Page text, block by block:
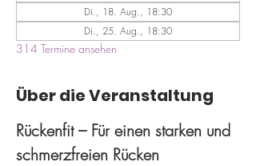
Di., 18. Aug., 18:30
Di., 25. Aug., 18:30
314 Termine ansehen
Über die Veranstaltung
Rückenfit – Für einen starken und
schmerzfreien Rücken